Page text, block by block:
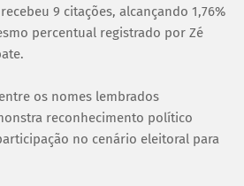
9 citações, alcançando 1,76%
percentual registrado por Zé
os nomes lembrados
reconhecimento político
no cenário eleitoral para